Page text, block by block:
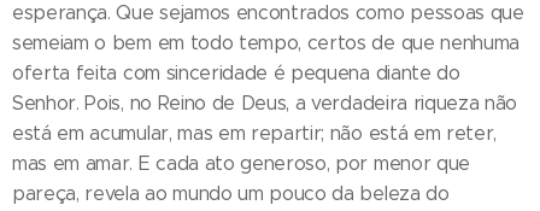
esperança. Que sejamos encontrados como pessoas que
semeiam o bem em todo tempo, certos de que nenhuma
oferta feita com sinceridade é pequena diante do
Senhor. Pois, no Reino de Deus, a verdadeira riqueza não
está em acumular, mas em repartir; não está em reter,
mas em amar. E cada ato generoso, por menor que
pareça, revela ao mundo um pouco da beleza do